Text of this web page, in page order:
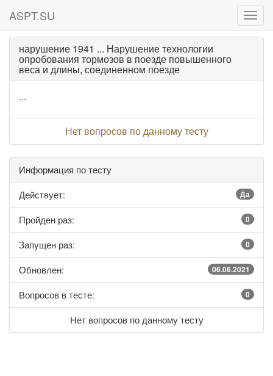
ASPT.SU
нарушение 1941 ... Нарушение технологии
опробования тормозов в поезде повышенного
веса и длины, соединенном поезде
...
Нет вопросов по данному тесту
Информация по тесту
Действует:
Да
Пройден раз: 0
Запущен раз: 0
Обновлен: 06.06.2021
Вопросов в тесте: 0
Нет вопросов по данному тесту